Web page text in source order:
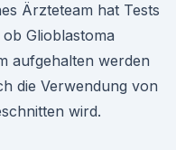
Ärzteteam hat Tests
Glioblastoma
aufgehalten werden
die Verwendung von
wird.